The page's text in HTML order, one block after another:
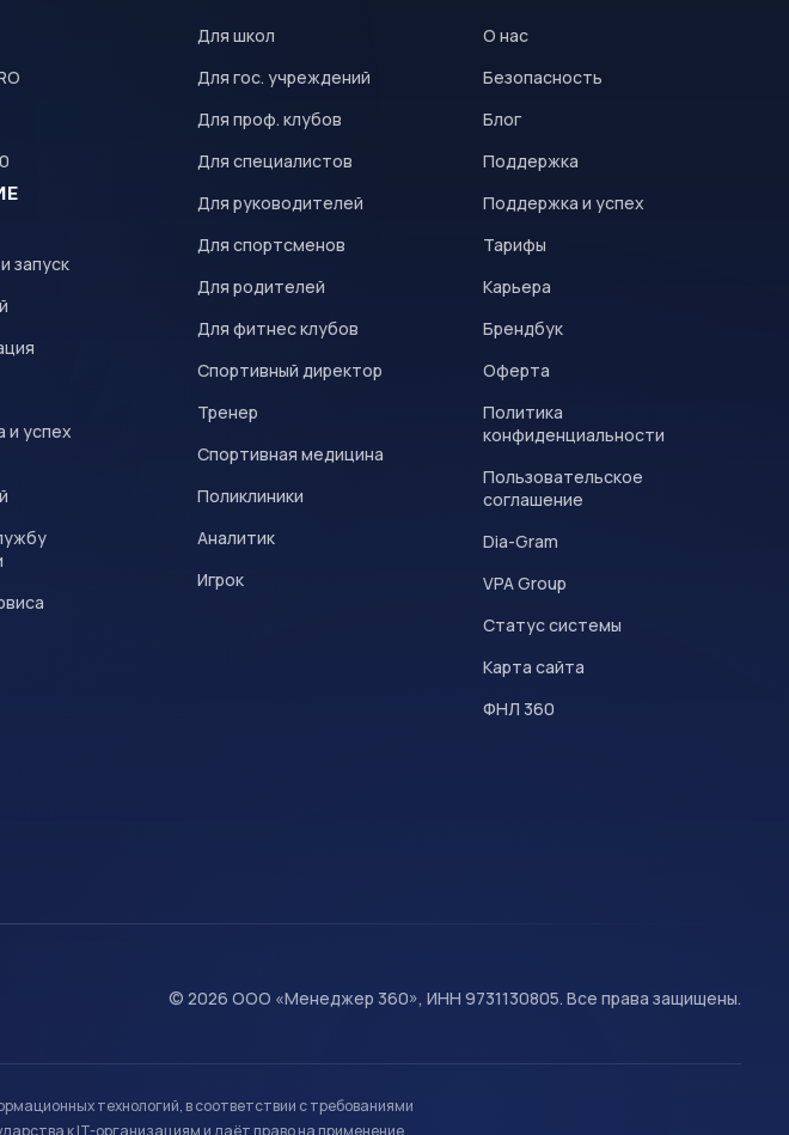
запуск
и успех
Для школ
Для гос. учреждений
Для проф. клубов
Для специалистов
Для руководителей
Для спортсменов
Для родителей
Для фитнес клубов
Спортивный директор
Тренер
Спортивная медицина
Поликлиники
Аналитик
Игрок
О нас
Безопасность
Блог
Поддержка
Поддержка и успех
Тарифы
Карьера
Брендбук
Оферта
Политика
конфиденциальности
Пользовательское
соглашение
Dia-Gram
VPA Group
Статус системы
Карта сайта
ФНЛ 360
© 2026 ООО «Менеджер 360», ИНН 9731130805. Все права защищены.
технологий, в соответствии с требованиями
к IT-организациям и даёт право на применение